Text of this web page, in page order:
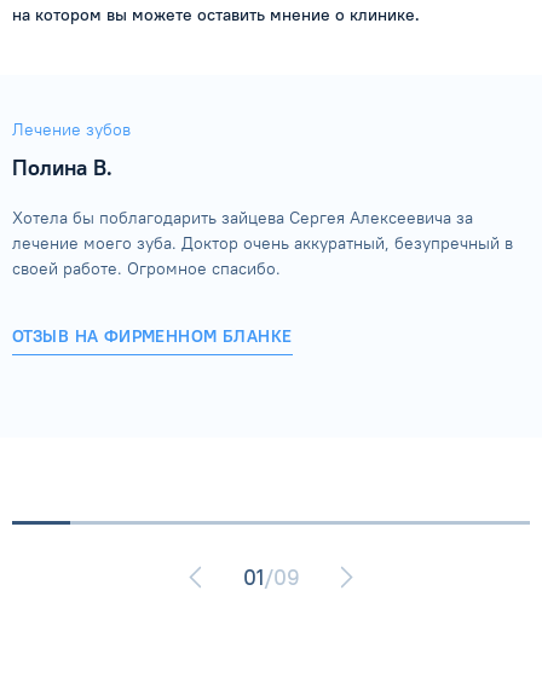
на котором вы можете оставить мнение о клинике.
Лечение зубов
Полина В.
Хотела бы поблагодарить зайцева Сергея Алексеевича за
лечение моего зуба. Доктор очень аккуратный, безупречный в
своей работе. Огромное спасибо.
ОТЗЫВ НА ФИРМЕННОМ БЛАНКЕ
01/09